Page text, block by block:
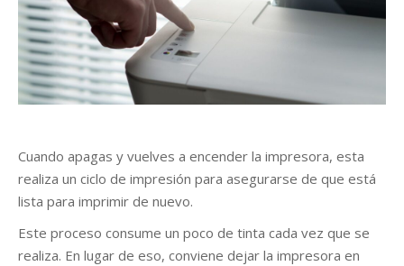
Cuando apagas y vuelves a encender la impresora, esta
realiza un ciclo de impresión para asegurarse de que está
lista para imprimir de nuevo.
Este proceso consume un poco de tinta cada vez que se
realiza. En lugar de eso, conviene dejar la impresora en